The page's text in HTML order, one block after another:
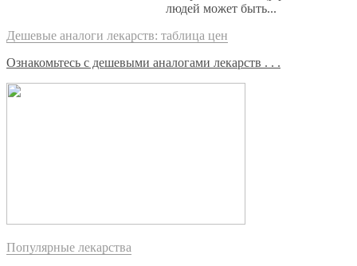
людей может быть...
Дешевые аналоги лекарств: таблица цен
Ознакомьтесь с дешевыми аналогами лекарств . . .
Популярные лекарства